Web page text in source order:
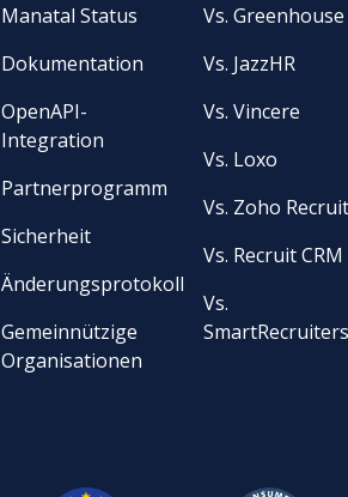
Manatal Status
Dokumentation
OpenAPI-
Integration
Partnerprogramm
Sicherheit
Änderungsprotokoll
Gemeinnützige
Organisationen
Vs. Greenhouse
Vs. JazzHR
Vs. Vincere
Vs. Loxo
Vs. Zoho
Vs. Recruit CRM
Vs.